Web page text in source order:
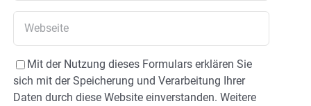
Mit der Nutzung dieses Formulars erklären Sie
sich mit der Speicherung und Verarbeitung Ihrer
Daten durch diese Website einverstanden. Weitere